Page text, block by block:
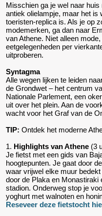
Misschien ga je wel naar
antiek olielampje, maar het is
toeristen-replica is. Als je op
modemerken, ga dan naar
van Athene. Niet alleen
eetgelegenheden per
uitproberen.
Syntagma
Alle wegen lijken te leiden
de Grondwet – het centrum
Nationale Parlement, een
uit over het plein. Aan de
wacht voor het Graf van de
TIP: Ontdek het moderne
1. Highlights van Athene (3
Je fietst met een gids van
hoogtepunten. Je gaat door
waar vrijwel elke muur
door de Plaka en
stadion. Onderweg stop je
yoghurt met walnoten en
Reseveer deze fietstocht